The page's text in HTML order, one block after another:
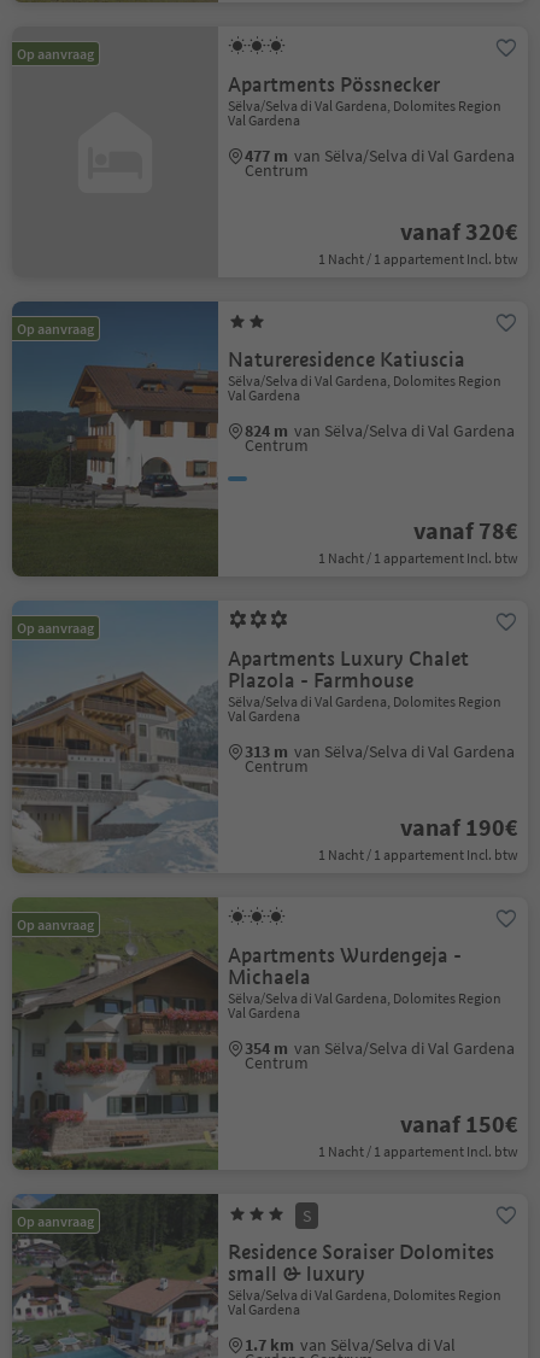
Op aanvraag
Apartments Pössnecker
Sëlva/Selva di Val Gardena, Dolomites Region
Val Gardena
477 m van Sëlva/Selva di Val Gardena
Centrum
vanaf 320€
1 Nacht / 1 appartement Incl. btw
Op aanvraag
Natureresidence Katiuscia
Sëlva/Selva di Val Gardena, Dolomites Region
Val Gardena
824 m van Sëlva/Selva di Val Gardena
Centrum
vanaf 78€
1 Nacht / 1 appartement Incl. btw
Op aanvraag
Apartments Luxury Chalet
Plazola - Farmhouse
Sëlva/Selva di Val Gardena, Dolomites Region
Val Gardena
313 m van Sëlva/Selva di Val Gardena
Centrum
vanaf 190€
1 Nacht / 1 appartement Incl. btw
Op aanvraag
Apartments Wurdengeja -
Michaela
Sëlva/Selva di Val Gardena, Dolomites Region
Val Gardena
354 m van Sëlva/Selva di Val Gardena
Centrum
vanaf 150€
1 Nacht / 1 appartement Incl. btw
Op aanvraag S
Residence Soraiser Dolomites
small & luxury
Sëlva/Selva di Val Gardena, Dolomites Region
Val Gardena
1.7 km van Sëlva/Selva di Val